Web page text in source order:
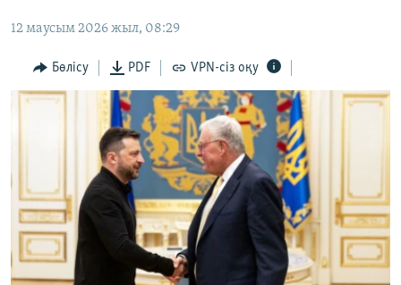
main
Navigation
to
Search
АДАМ ҚҰҚЫҚТАРЫ
ӘЛЕУМЕТ
ӘЛЕМ
АРНАЙЫ ЖОБАЛАР
ЖАЗЫЛЫҢЫЗ
12 маусым 2026 жыл, 08:29
Бөлісу PDF VPN-сіз оқу